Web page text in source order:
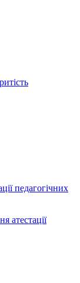
педагогічних
атестації